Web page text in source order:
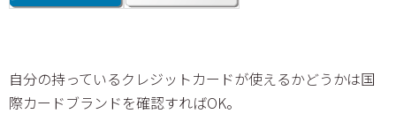
自分の持っているクレジットカードが使えるかどうかは国
際カードブランドを確認すればOK。